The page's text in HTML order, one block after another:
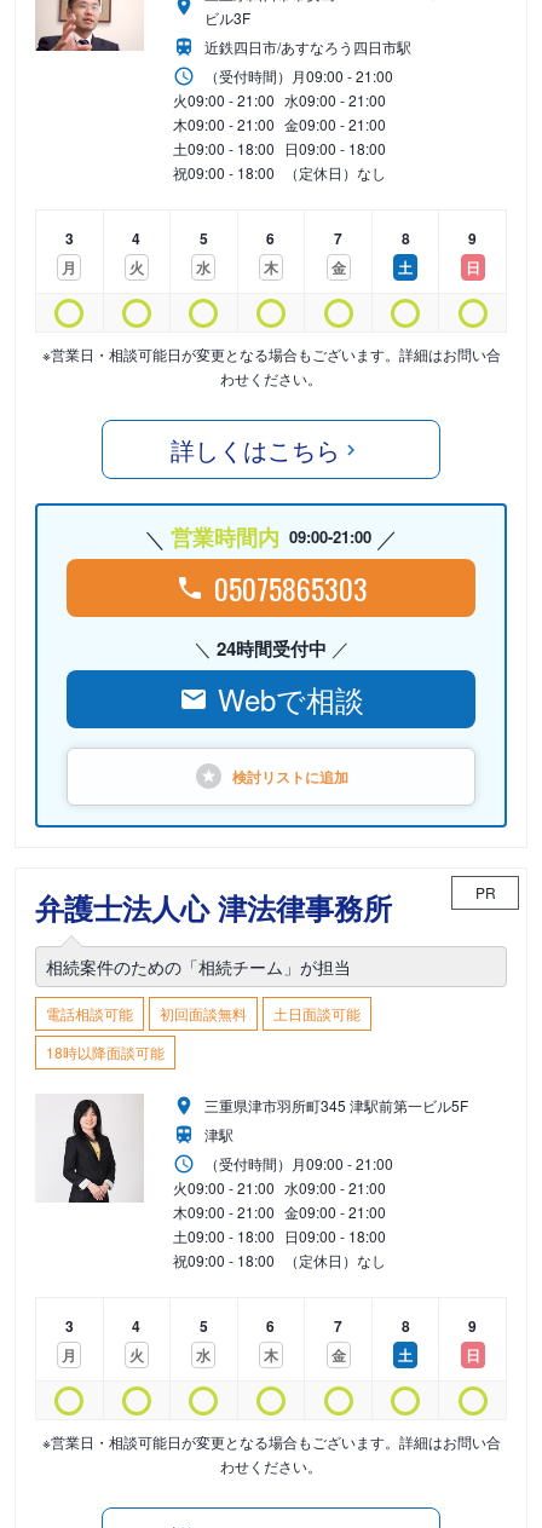
ビル3F
近鉄四日市/あすなろう四日市駅
（受付時間） 月09:00 - 21:00
火09:00 - 21:00 水09:00 - 21:00
木09:00 - 21:00 金09:00 - 21:00
土09:00 - 18:00 日09:00 - 18:00
祝09:00 - 18:00 （定休日）なし
3
月
4
火
5
水
6
木
7
金
8
土
9
日
※営業日・相談可能日が変更となる場合もございます。詳細はお問い合
わせください。
詳しくはこちら
営業時間内 09:00-21:00
05075865303
24時間受付中
Webで相談
検討リストに追加
弁護士法人心 津法律事務所 PR
相続案件のための「相続チーム」が担当
電話相談可能 初回面談無料
土日面談可能
18時以降面談可能
三重県津市羽所町345 津駅前第一ビル5F
津駅
（受付時間） 月09:00 - 21:00
火09:00 - 21:00 水09:00 - 21:00
木09:00 - 21:00 金09:00 - 21:00
土09:00 - 18:00 日09:00 - 18:00
祝09:00 - 18:00 （定休日）なし
3
月
4
火
5
水
6
木
7
金
8
土
9
日
※営業日・相談可能日が変更となる場合もございます。詳細はお問い合
わせください。